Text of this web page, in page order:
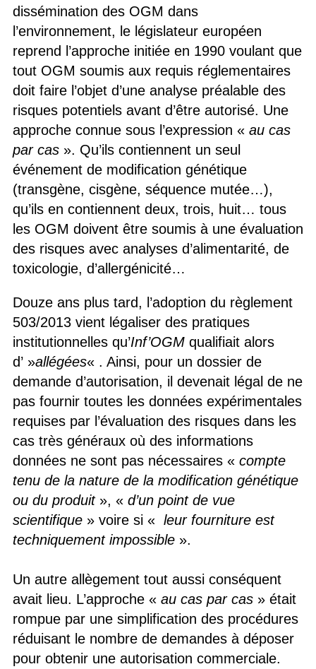
dissémination des OGM dans
l’environnement, le législateur européen
reprend l’approche initiée en 1990 voulant que
tout OGM soumis aux requis réglementaires
doit faire l’objet d’une analyse préalable des
risques potentiels avant d’être autorisé. Une
approche connue sous l’expression « au cas
par cas». Qu’ils contiennent un seul
événement de modification génétique
(transgène, cisgène, séquence mutée…),
qu’ils en contiennent deux, trois, huit… tous
les OGM doivent être soumis à une évaluation
des risques avec analyses d’alimentarité, de
toxicologie, d’allergénicité…
Douze ans plus tard, l’adoption du règlement
503/2013 vient légaliser des pratiques
institutionnelles qu’Inf’OGMqualifiait alors
d’ »allégées« . Ainsi, pour un dossier de
demande d’autorisation, il devenait légal de ne
pas fournir toutes les données expérimentales
requises par l’évaluation des risques dans les
cas très généraux où des informations
données ne sont pas nécessaires « compte
tenu de la nature de la modification génétique
ou du produit», « d’un point de vue
scientifique» voire si « leur fourniture est
techniquement impossible».
Un autre allègement tout aussi conséquent
avait lieu. L’approche « au cas par cas» était
rompue par une simplification des procédures
réduisant le nombre de demandes à déposer
pour obtenir une autorisation commerciale.